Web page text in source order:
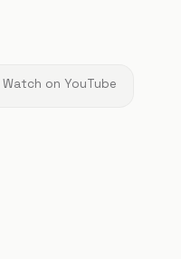
Watch on YouTube